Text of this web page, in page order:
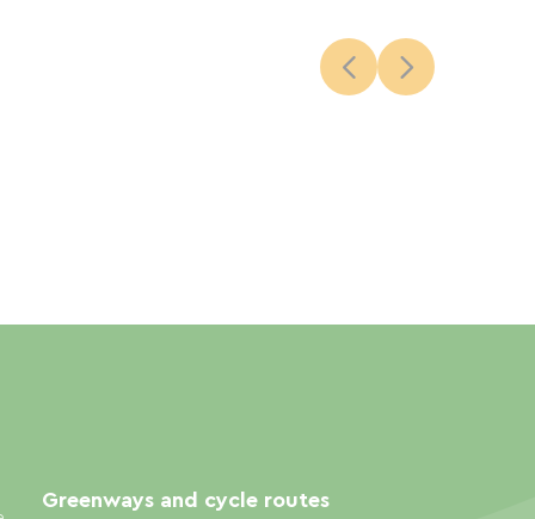
Greenways and cycle routes